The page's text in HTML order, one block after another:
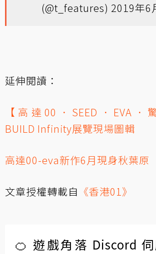
(@t_features) 2019年6
延伸閱讀：
【高達00．SEED．EVA．
BUILD Infinity展覽現場圖輯
高達00-eva新作6月現身秋葉原
文章授權轉載自 《香港01》
🍊 遊戲角落 Discord